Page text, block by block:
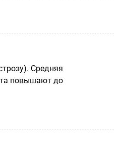
Средняя
повышают до